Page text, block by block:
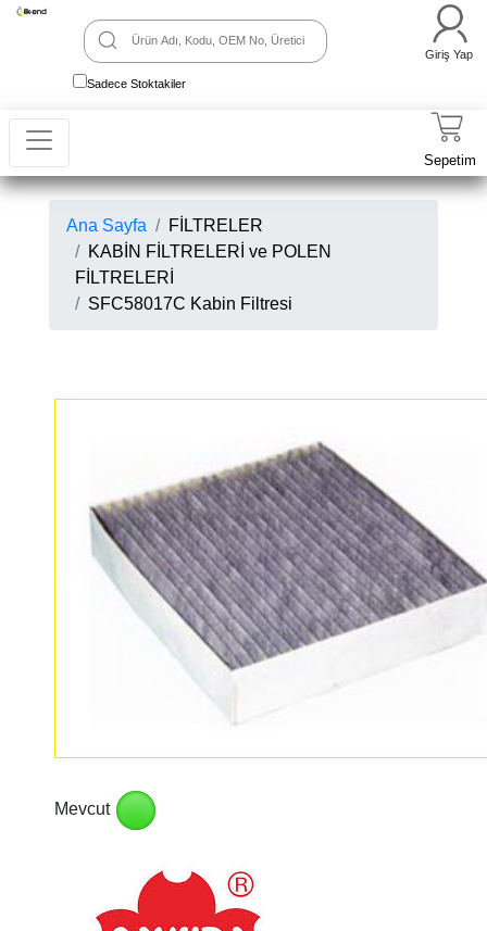
Sadece Stoktakiler
Giriş Yap
Sepetim
Ana Sayfa
FİLTRELER
KABİN FİLTRELERİ ve POLEN
FİLTRELERİ
SFC58017C Kabin Filtresi
Mevcut